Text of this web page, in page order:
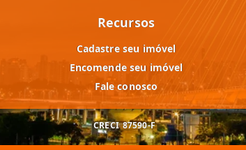
Recursos
Cadastre seu imóvel
Encomende seu imóvel
Fale conosco
CRECI 87590-F